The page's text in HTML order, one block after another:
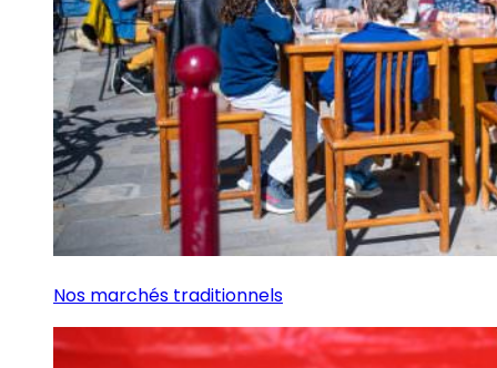
Nos marchés traditionnels